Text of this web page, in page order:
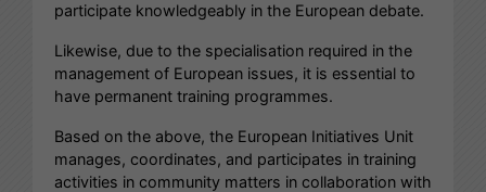
participate knowledgeably in the European debate.
Likewise, due to the specialisation required in the
management of European issues, it is essential to
have permanent training programmes.
Based on the above, the European Initiatives Unit
manages, coordinates, and participates in training
activities in community matters in collaboration with